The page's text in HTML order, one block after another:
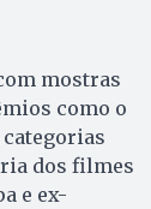
mostras
como o
dos filmes
e ex-